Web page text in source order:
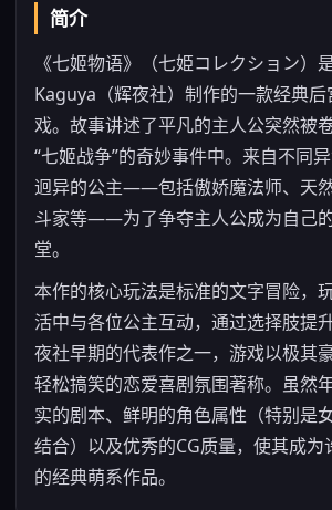
简介
《七姬物语》（七姫コレクション）
Kaguya（辉夜社）制作的一款经典
戏。故事讲述了平凡的主人公突然被
“七姬战争”的奇妙事件中。来自不同
迥异的公主——包括傲娇魔法师、天
斗家等——为了争夺主人公成为自己
堂。
本作的核心玩法是标准的文字冒险，
活中与各位公主互动，通过选择肢提
夜社早期的代表作之一，游戏以极其
轻松搞笑的恋爱喜剧氛围著称。虽然
实的剧本、鲜明的角色属性（特别是
结合）以及优秀的CG质量，使其成为
的经典萌系作品。